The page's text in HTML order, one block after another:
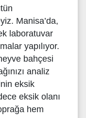
Manisa’da,
laboratuvar
yapılıyor.
bahçesi
analiz
eksik
eksik olanı
hem